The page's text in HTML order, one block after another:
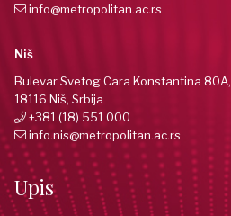
info@metropolitan.ac.rs
Niš
Bulevar Svetog Cara Konstantina 80A,
18116 Niš, Srbija
+381 (18) 551 000
info.nis@metropolitan.ac.rs
Upis